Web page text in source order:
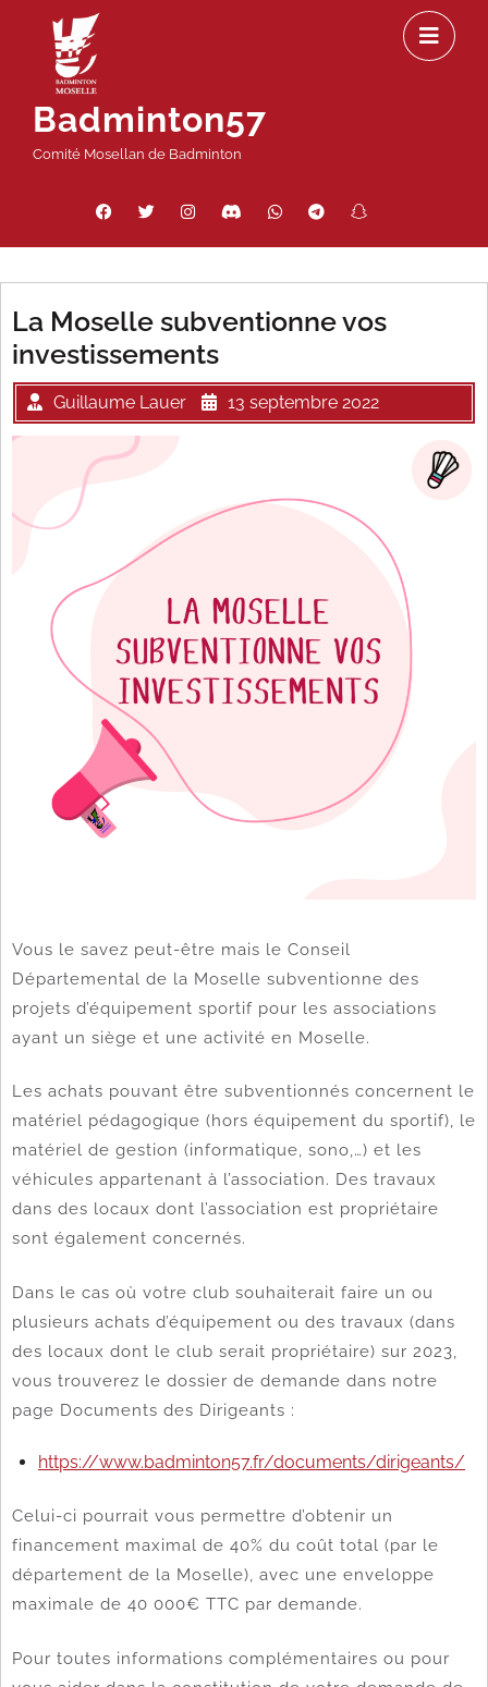
contenu
Badminton57
Comité Mosellan de Badminton
Facebook
Twitter InstagramDiscordWhatsAppTelegram
La Moselle subventionne vos
investissements
Guillaume Lauer 13 septembre 2022
Vous le savez peut-être mais le Conseil
Départemental de la Moselle subventionne des
projets d’équipement sportif pour les associations
ayant un siège et une activité en Moselle.
Les achats pouvant être subventionnés concernent le
matériel pédagogique (hors équipement du sportif), le
matériel de gestion (informatique, sono,…) et les
véhicules appartenant à l’association. Des travaux
dans des locaux dont l’association est propriétaire
sont également concernés.
Dans le cas où votre club souhaiterait faire un ou
plusieurs achats d’équipement ou des travaux (dans
des locaux dont le club serait propriétaire) sur 2023,
vous trouverez le dossier de demande dans notre
page Documents des Dirigeants :
https://www.badminton57.fr/documents/dirigeants/
Celui-ci pourrait vous permettre d’obtenir un
financement maximal de 40% du coût total (par le
département de la Moselle), avec une enveloppe
maximale de 40 000€ TTC par demande.
Pour toutes informations complémentaires ou pour